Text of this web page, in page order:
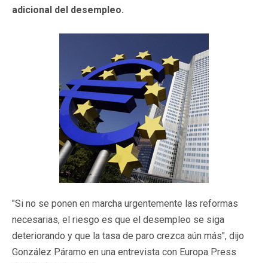
adicional del desempleo.
"Si no se ponen en marcha urgentemente las reformas
necesarias, el riesgo es que el desempleo se siga
deteriorando y que la tasa de paro crezca aún más", dijo
González Páramo en una entrevista con Europa Press